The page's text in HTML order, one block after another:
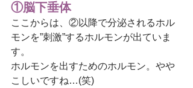
①脳下垂体
ここからは、②以降で分泌されるホル
モンを”刺激”するホルモンが出ていま
す。
ホルモンを出すためのホルモン。やや
こしいですね…(笑)